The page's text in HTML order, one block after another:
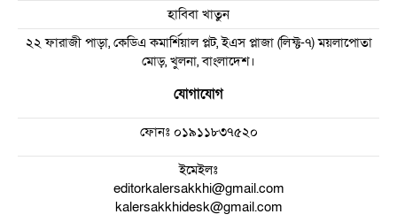
হাবিবা খাতুন
২২ ফারাজী পাড়া, কেডিএ কমার্শিয়াল প্লট, ইএস প্লাজা (লিফ্ট-৭) ময়লাপোতা
মোড়, খুলনা, বাংলাদেশ।
যোগাযোগ
ফোনঃ০১৯১১৮৩৭৫২০
ইমেইলঃ
editorkalersakkhi@gmail.com
kalersakkhidesk@gmail.com